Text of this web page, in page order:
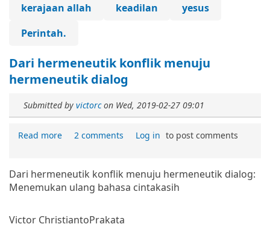
kerajaan allah keadilan
yesus
Perintah.
Dari hermeneutik konflik menuju
hermeneutik dialog
Submitted by victorcon Wed, 2019-02-27 09:01
Read more 2 comments Log in to post comments
Dari hermeneutik konflik menuju hermeneutik dialog:
Menemukan ulang bahasa cintakasih
Victor ChristiantoPrakata